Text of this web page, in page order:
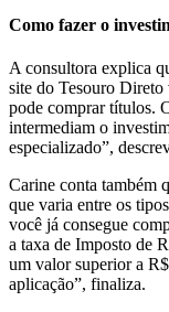
Como fazer o
A consultora explica
site do Tesouro Direto
pode comprar títulos.
intermediam o
especializado”,
Carine conta também
que varia entre os
você já consegue
a taxa de Imposto de
um valor superior a
aplicação”, finaliza.